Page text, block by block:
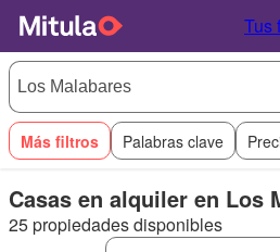
Tus
Más filtros Palabras clave
Casas en alquiler en Los
25 propiedades disponibles